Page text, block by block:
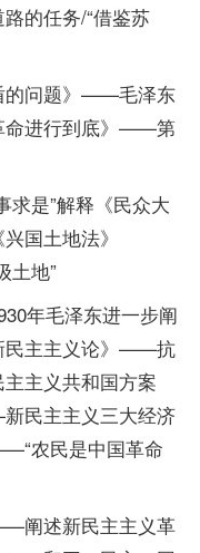
的任务/“借鉴苏
问题》——毛泽东
命进行到底》——第
是”解释《民众大
国土地法》
土地”
年毛泽东进一步阐
民主主义论》——抗
主义共和国方案
民主主义三大经济
农民是中国革命
阐述新民主主义革